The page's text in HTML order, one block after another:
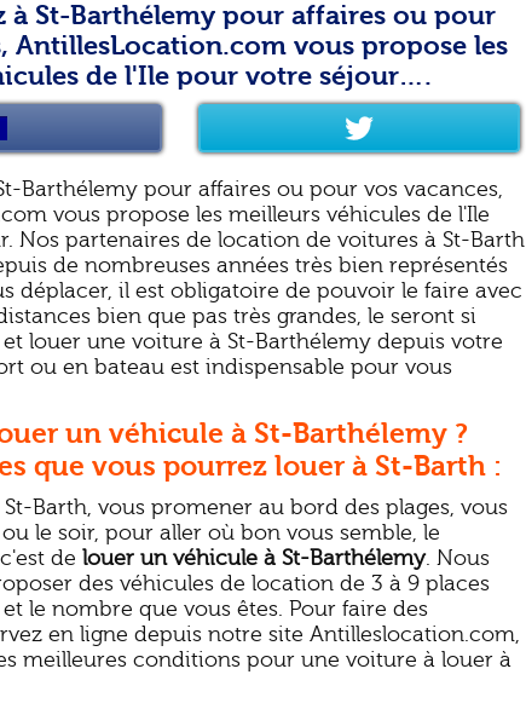
à St-Barthélemy pour affaires ou pour
AntillesLocation.com vous propose les
de l'Ile pour votre séjour….
Barthélemy pour affaires ou pour vos vacances,
vous propose les meilleurs véhicules de l'Ile
Nos partenaires de location de voitures à St-Barth
de nombreuses années très bien représentés
déplacer, il est obligatoire de pouvoir le faire avec
bien que pas très grandes, le seront si
louer une voiture à St-Barthélemy depuis votre
ou en bateau est indispensable pour vous
un véhicule à St-Barthélemy ?
que vous pourrez louer à St-Barth :
Barth, vous promener au bord des plages, vous
le soir, pour aller où bon vous semble, le
de louer un véhicule à St-Barthélemy. Nous
des véhicules de location de 3 à 9 places
le nombre que vous êtes. Pour faire des
en ligne depuis notre site Antilleslocation.com,
meilleures conditions pour une voiture à louer à